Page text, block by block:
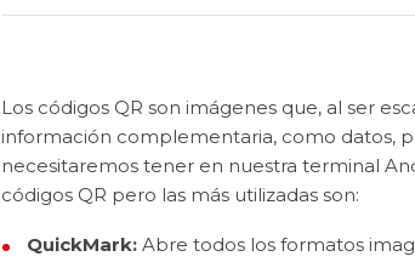
Los códigos QR son imágenes que, al ser
información complementaria, como datos,
necesitaremos tener en nuestra terminal
códigos QR pero las más utilizadas son:
QuickMark:Abre todos los formatos